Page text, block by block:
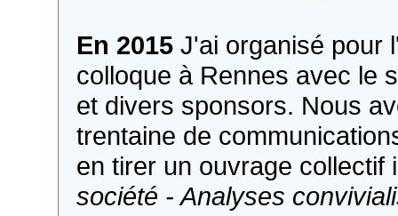
En 2015 J'ai organisé pour
colloque à Rennes avec le
et divers sponsors. Nous
trentaine de
en tirer un ouvrage collectif
société - Analyses